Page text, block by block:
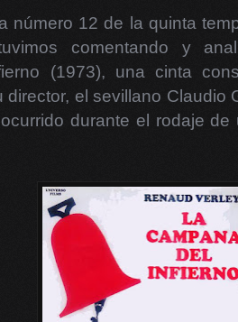
número 12 de la quinta
comentando y
(1973), una cinta
director, el sevillano Claudio
durante el rodaje